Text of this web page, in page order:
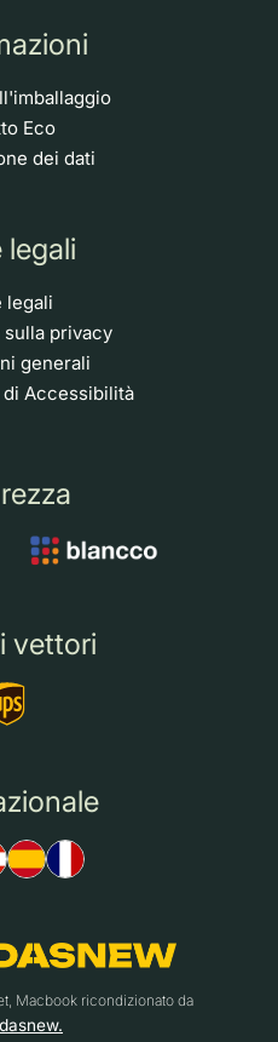
Eco
dei dati
legali
legali
privacy
generali
Accessibilità
vettori
Macbook ricondizionato da